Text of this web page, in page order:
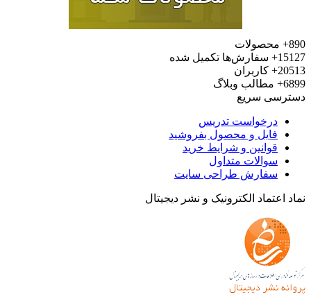
محصولات
سفارش‌ها تکمیل شده
کاربران
مطالب وبلاگ
سریع
درخواست تدریس
فایل و محصول بفروشید
قوانین و شرایط خرید
سوالات متداول
سفارش طراحی سایت
اعتماد الکترونیک و نشر دیجیتال